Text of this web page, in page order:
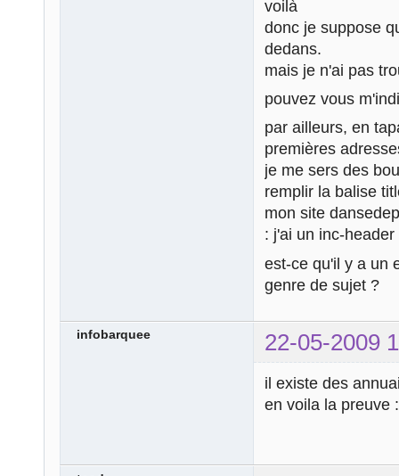
voilà
donc je suppose
dedans.
mais je n'ai pas
pouvez vous
par ailleurs, en
premières
je me sers des
remplir la balise
mon site
: j'ai un inc-
est-ce qu'il y a un
genre de sujet ?
infobarquee 22-05-2009
il existe des
en voila la preuve